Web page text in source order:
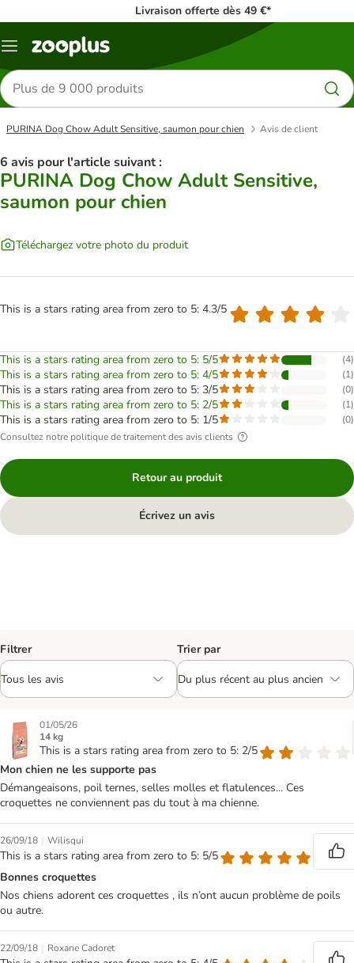
Livraison offerte dès 49 €*
Menu
Rechercher
des
produits
PURINA Dog Chow Adult Sensitive, saumon pour chien Avis de client
6 avis pour l'article suivant :
PURINA Dog Chow Adult Sensitive,
saumon pour chien
Téléchargez votre photo du produit
This is a stars rating area from zero to 5: 4.3/5
This is a stars rating area from zero to 5: 5/5 (4)
This is a stars rating area from zero to 5: 4/5 (1)
This is a stars rating area from zero to 5: 3/5 (0)
This is a stars rating area from zero to 5: 2/5 (1)
This is a stars rating area from zero to 5: 1/5 (0)
Consultez notre politique de traitement des avis clients
Retour au produit
Écrivez un avis
Filtrer Trier par
01/05/26
14 kg
This is a stars rating area from zero to 5: 2/5
Mon chien ne les supporte pas
Démangeaisons, poil ternes, selles molles et flatulences... Ces
croquettes ne conviennent pas du tout à ma chienne.
26/09/18 | Wilisqui
This is a stars rating area from zero to 5: 5/5
Bonnes croquettes
Nos chiens adorent ces croquettes , ils n’ont aucun problème de poils
ou autre.
22/09/18 | Roxane Cadoret